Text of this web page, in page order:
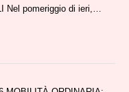
Nel pomeriggio di ieri,…